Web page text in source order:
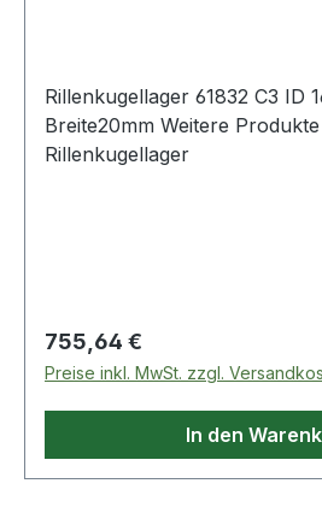
Rillenkugellager 61832 C3 ID
Breite20mm Weitere Produkte im Bereich
Rillenkugellager
Regulärer Preis:
755,64 €
Preise inkl. MwSt. zzgl.
In den